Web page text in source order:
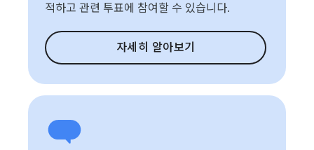
적하고 관련 투표에 참여할 수 있습니다.
자세히 알아보기